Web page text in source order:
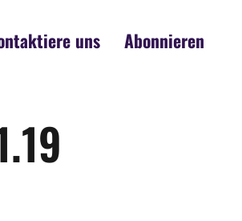
uns Abonnieren